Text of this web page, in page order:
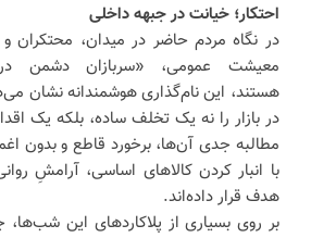
احتکار؛ خیانت در جبهه‌ داخلی
در نگاه مردم حاضر در میدان، محتکران و
معیشت عمومی، «سربازان دشمن
هستند، این نام‌گذاری هوشمندانه نشان
در بازار را نه یک تخلف ساده، بلکه یک
مطالبه‌ جدی آن‌ها، برخورد قاطع و بدون
با انبار کردن کالاهای اساسی، آرامشِ
هدف قرار داده‌اند.
بر روی بسیاری از پلاکاردهای این شب‌ها،